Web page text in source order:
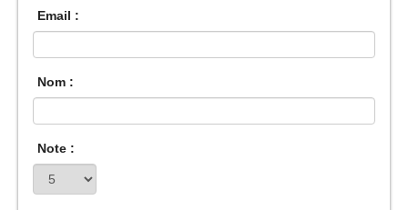
Email :
Nom :
Note :